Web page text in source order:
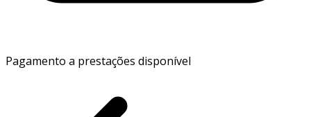
Pagamento a prestações disponível